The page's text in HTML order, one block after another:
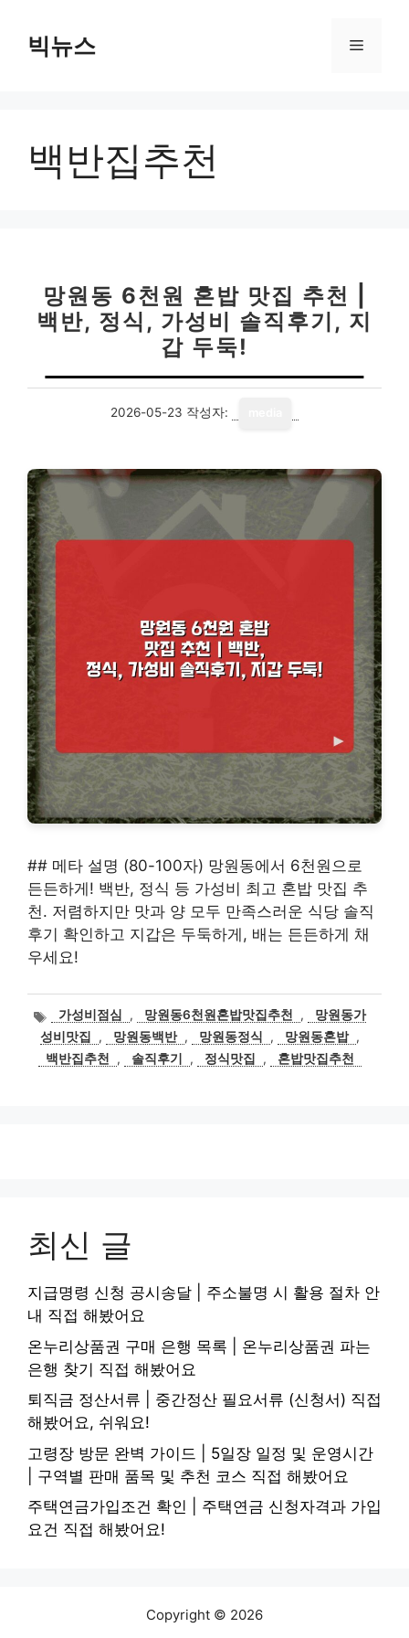
빅뉴스 메
백반집추천
망원동 6천원 혼밥 맛집 추천 |
백반, 정식, 가성비 솔직후기, 지
갑 두둑!
2026-05-23 작성자:
## 메타 설명 (80-100자) 망원동에서 6천원으로
든든하게! 백반, 정식 등 가성비 최고 혼밥 맛집 추
천. 저렴하지만 맛과 양 모두 만족스러운 식당 솔직
후기 확인하고 지갑은 두둑하게, 배는 든든하게 채
우세요!
태
그
가성비점심 , 망원동6천원혼밥맛집추천 ,
망원동가
성비맛집
, 망원동백반 , 망원동정식 , 망원동혼밥 ,
백반집추천
, 솔직후기 , 정식맛집 , 혼밥맛집추천
최신 글
지급명령 신청 공시송달 | 주소불명 시 활용 절차 안
내 직접 해봤어요
온누리상품권 구매 은행 목록 | 온누리상품권 파는
은행 찾기 직접 해봤어요
퇴직금 정산서류 | 중간정산 필요서류 (신청서) 직접
해봤어요, 쉬워요!
고령장 방문 완벽 가이드 | 5일장 일정 및 운영시간
| 구역별 판매 품목 및 추천 코스 직접 해봤어요
주택연금가입조건 확인 | 주택연금 신청자격과 가입
요건 직접 해봤어요!
Copyright © 2026